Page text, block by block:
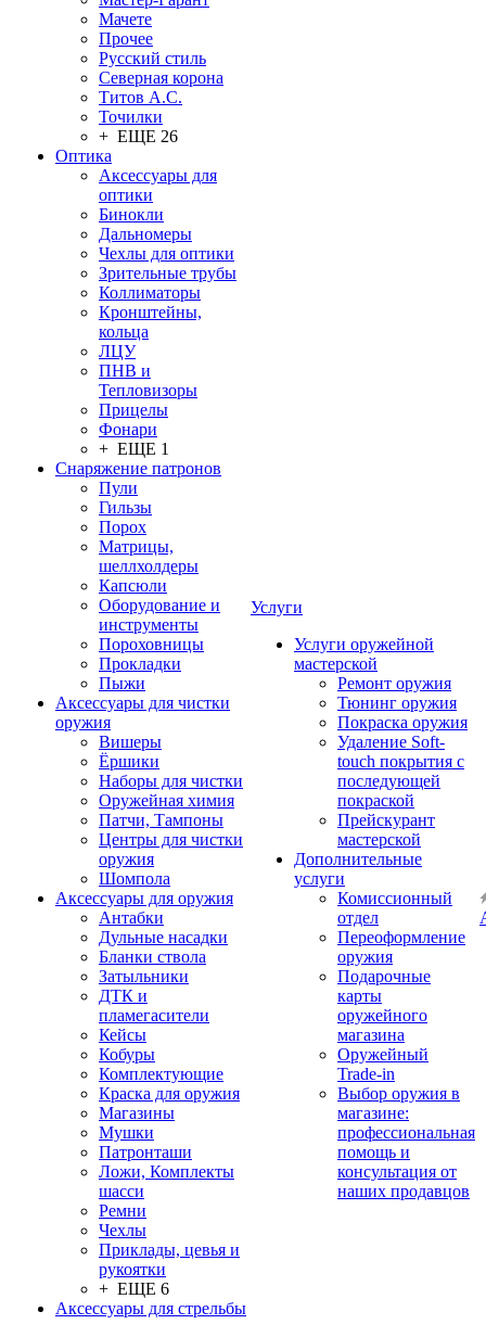
Мачете
Прочее
Русский стиль
Северная корона
Титов А.С.
Точилки
+ ЕЩЕ 26
Оптика
Аксессуары для
оптики
Бинокли
Дальномеры
Чехлы для оптики
Зрительные трубы
Коллиматоры
Кронштейны,
кольца
ЛЦУ
ПНВ и
Тепловизоры
Прицелы
Фонари
+ ЕЩЕ 1
Снаряжение патронов
Пули
Гильзы
Порох
Матрицы,
шеллхолдеры
Капсюли
Оборудование и
инструменты
Пороховницы
Прокладки
Пыжи
Аксессуары для чистки
оружия
Вишеры
Ёршики
Наборы для чистки
Оружейная химия
Патчи, Тампоны
Центры для чистки
оружия
Шомпола
Аксессуары для оружия
Антабки
Дульные насадки
Бланки ствола
Затыльники
ДТК и
пламегасители
Кейсы
Кобуры
Комплектующие
Краска для оружия
Магазины
Мушки
Патронташи
Ложи, Комплекты
шасси
Ремни
Чехлы
Приклады, цевья и
рукоятки
+ ЕЩЕ 6
Аксессуары для стрельбы
Услуги
Услуги оружейной
мастерской
Ремонт оружия
Тюнинг оружия
Покраска оружия
Удаление Soft-
touch покрытия с
последующей
покраской
Прейскурант
мастерской
Дополнительные
услуги
Комиссионный
отдел
Переоформление
оружия
Подарочные
карты
оружейного
магазина
Оружейный
Trade-in
Выбор оружия в
магазине:
профессиональная
помощь и
консультация от
наших продавцов